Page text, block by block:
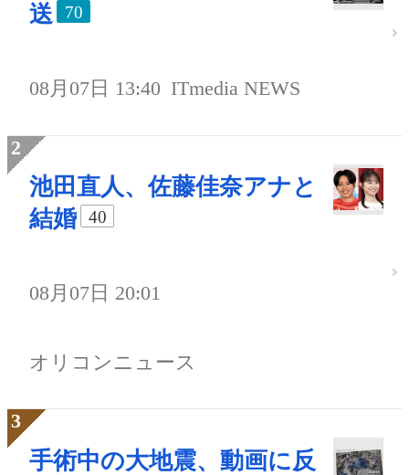
送
70
08月07日 13:40 ITmedia NEWS
池田直人、佐藤佳奈アナと
結婚
40
08月07日 20:01
オリコンニュース
手術中の大地震、動画に反